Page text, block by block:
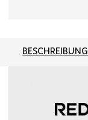
BESCHREIBUNG